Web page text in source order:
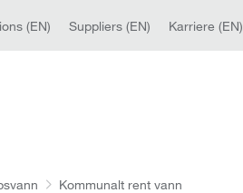
(EN) Suppliers (EN) Karriere (EN)
Kommunalt rent vann